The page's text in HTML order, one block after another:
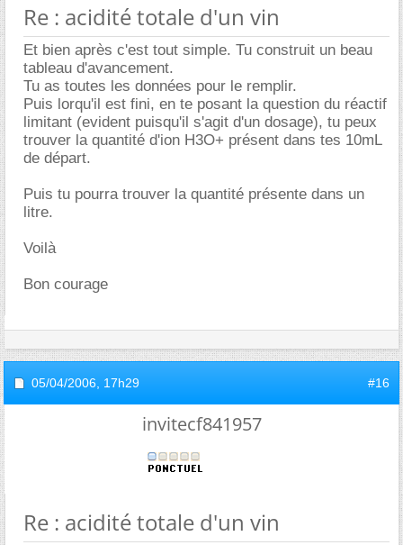
Re : acidité totale d'un vin
Et bien après c'est tout simple. Tu construit un beau
tableau d'avancement.
Tu as toutes les données pour le remplir.
Puis lorqu'il est fini, en te posant la question du réactif
limitant (evident puisqu'il s'agit d'un dosage), tu peux
trouver la quantité d'ion H3O+ présent dans tes 10mL
de départ.
Puis tu pourra trouver la quantité présente dans un
litre.
Voilà
Bon courage
05/04/2006, 17h29 #16
invitecf841957
Re : acidité totale d'un vin